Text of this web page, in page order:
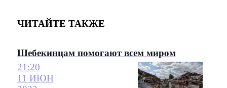
ЧИТАЙТЕ ТАКЖЕ
Шебекинцам помогают всем миром
21:20
11 ИЮН